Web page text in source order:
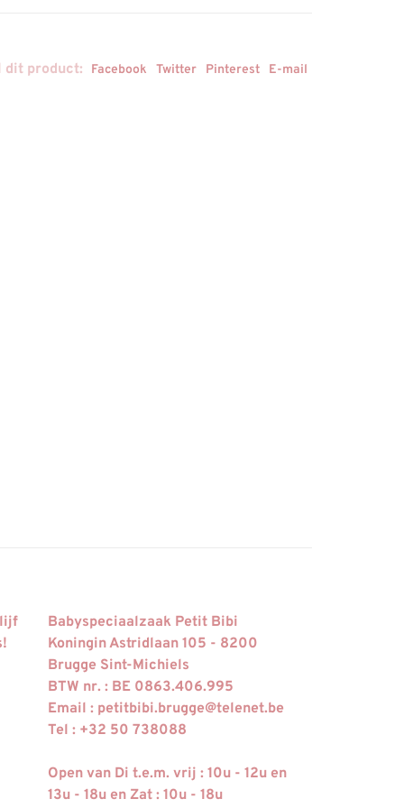
dit product: Facebook Twitter Pinterest E-mail
Babyspeciaalzaak Petit Bibi
Koningin Astridlaan 105 - 8200
Brugge Sint-Michiels
BTW nr. : BE 0863.406.995
Email : petitbibi.brugge@telenet.be
Tel : +32 50 738088
Open van Di t.e.m. vrij : 10u - 12u en
13u - 18u en Zat : 10u - 18u